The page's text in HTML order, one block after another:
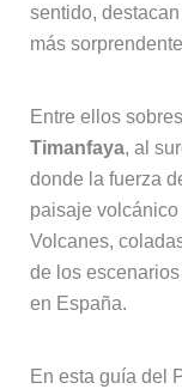
sentido,
más
Entre ellos
Timanfaya, al
donde la fuerza
paisaje
Volcanes,
de los
en España.
En esta guía del